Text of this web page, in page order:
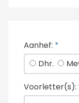
Aanhef: *
Dhr.
Voorletter(s):